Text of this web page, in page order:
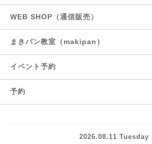
WEB SHOP（通信販売）
まきパン教室（makipan）
イベント予約
予約
2026.08.11 Tuesday